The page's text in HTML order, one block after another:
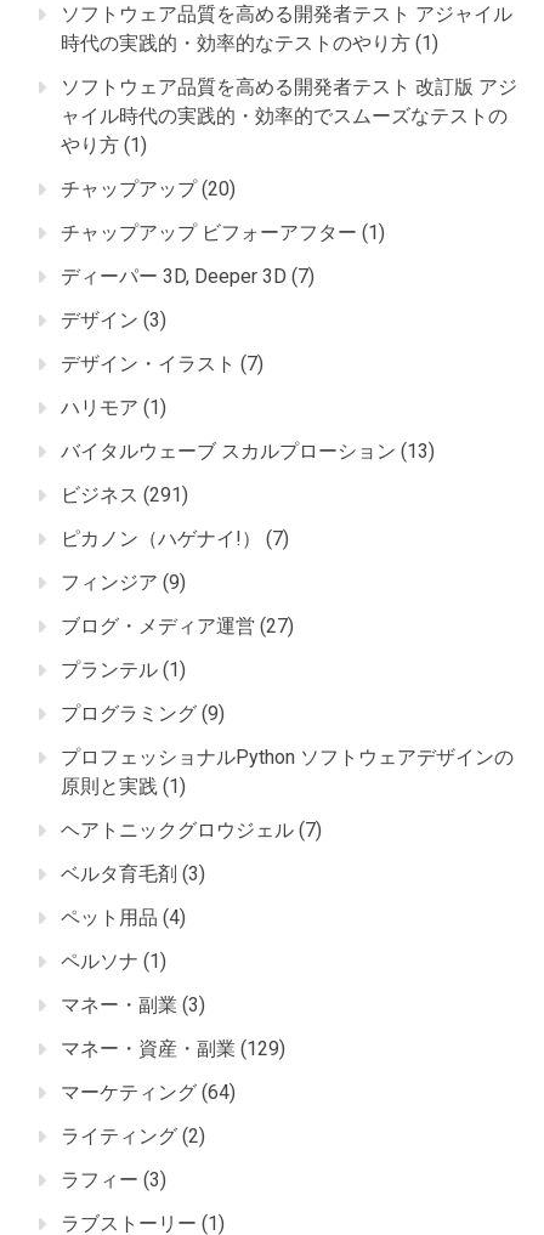
ソフトウェア品質を高める開発者テスト アジャイル
時代の実践的・効率的なテストのやり方 (1)
ソフトウェア品質を高める開発者テスト 改訂版 アジ
ャイル時代の実践的・効率的でスムーズなテストの
やり方 (1)
チャップアップ(20)
チャップアップ ビフォーアフター (1)
ディーパー 3D, Deeper 3D (7)
デザイン (3)
デザイン・イラスト (7)
ハリモア (1)
バイタルウェーブ スカルプローション (13)
ビジネス (291)
ピカノン（ハゲナイ!）
(7)
フィンジア (9)
ブログ・メディア運営 (27)
プランテル (1)
プログラミング (9)
プロフェッショナルPython ソフトウェアデザインの
原則と実践 (1)
ヘアトニックグロウジェル (7)
ベルタ育毛剤 (3)
ペット用品 (4)
ペルソナ (1)
マネー・副業 (3)
マネー・資産・副業 (129)
マーケティング (64)
ライティング (2)
ラフィー (3)
ラブストーリー (1)